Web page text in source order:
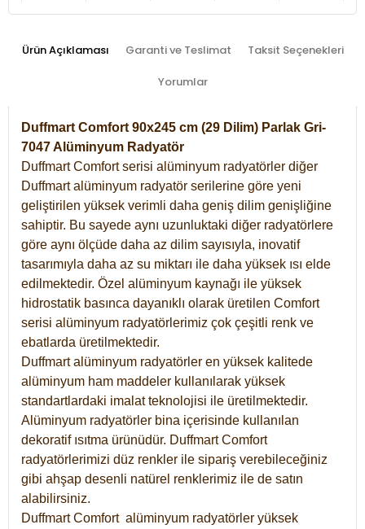
Ürün Açıklaması Garanti ve Teslimat Taksit Seçenekleri
Yorumlar
Duffmart Comfort 90x245 cm (29 Dilim) Parlak Gri-
7047 Alüminyum Radyatör
Duffmart Comfort serisi alüminyum radyatörler diğer
Duffmart alüminyum radyatör serilerine göre yeni
geliştirilen yüksek verimli daha geniş dilim genişliğine
sahiptir. Bu sayede aynı uzunluktaki diğer radyatörlere
göre aynı ölçüde daha az dilim sayısıyla, inovatif
tasarımıyla daha az su miktarı ile daha yüksek ısı elde
edilmektedir. Özel alüminyum kaynağı ile yüksek
hidrostatik basınca dayanıklı olarak üretilen Comfort
serisi alüminyum radyatörlerimiz çok çeşitli renk ve
ebatlarda üretilmektedir.
Duffmart alüminyum radyatörler en yüksek kalitede
alüminyum ham maddeler kullanılarak yüksek
standartlardaki imalat teknolojisi ile üretilmektedir.
Alüminyum radyatörler bina içerisinde kullanılan
dekoratif ısıtma ürünüdür. Duffmart Comfort
radyatörlerimizi düz renkler ile sipariş verebileceğiniz
gibi ahşap desenli natürel renklerimiz ile de satın
alabilirsiniz.
Duffmart Comfort alüminyum radyatörler yüksek